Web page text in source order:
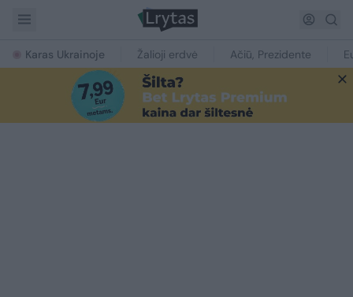
Karas Ukrainoje Žalioji erdvė Ačiū, Prezidente